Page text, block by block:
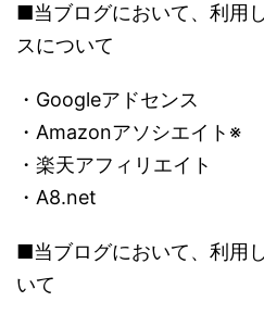
■当ブログにおいて、利用
スについて
・Googleアドセンス
・Amazonアソシエイト※
・楽天アフィリエイト
・A8.net
■当ブログにおいて、利用
いて